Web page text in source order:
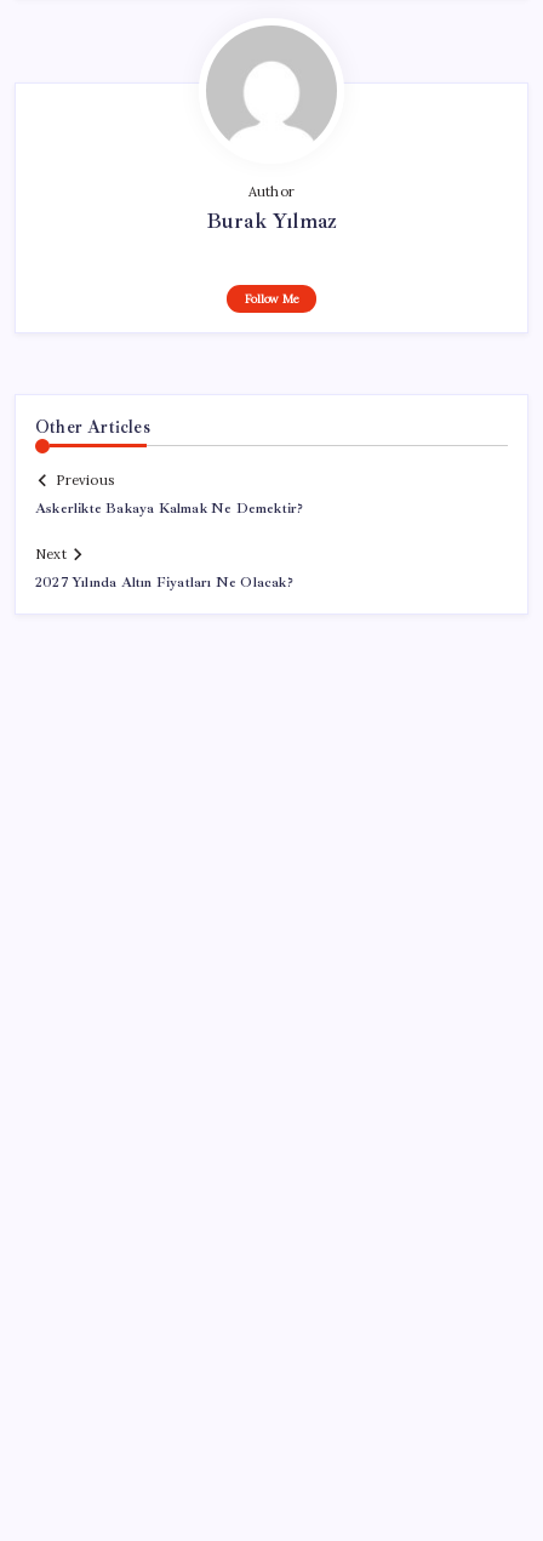
Author
Burak Yılmaz
Follow Me
Other Articles
Previous
Askerlikte Bakaya Kalmak Ne Demektir?
Next
2027 Yılında Altın Fiyatları Ne Olacak?